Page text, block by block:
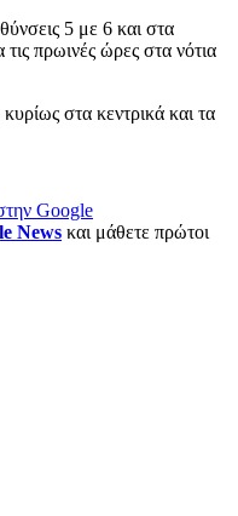
5 με 6 και στα
πρωινές ώρες στα νότια
στα κεντρικά και τα
Google
News και μάθετε πρώτοι